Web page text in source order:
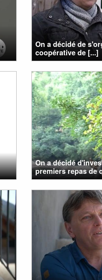
On a décidé de
coopérative de [...]
On a décidé
premiers repas de